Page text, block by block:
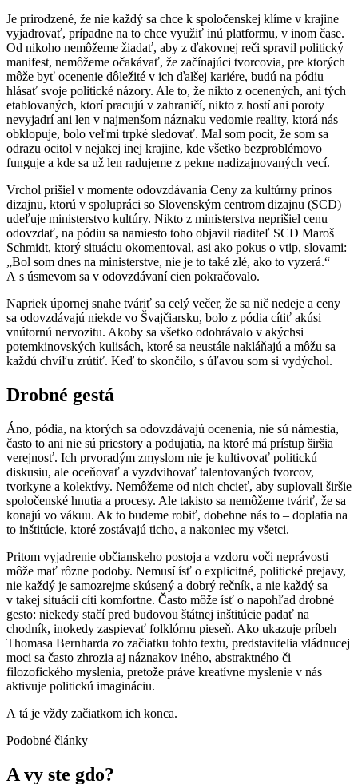
Je prirodzené, že nie každý sa chce k spoločenskej klíme v krajine
vyjadrovať, prípadne na to chce využiť inú platformu, v inom čase.
Od nikoho nemôžeme žiadať, aby z ďakovnej reči spravil politický
manifest, nemôžeme očakávať, že začínajúci tvorcovia, pre ktorých
môže byť ocenenie dôležité v ich ďalšej kariére, budú na pódiu
hlásať svoje politické názory. Ale to, že nikto z ocenených, ani tých
etablovaných, ktorí pracujú v zahraničí, nikto z hostí ani poroty
nevyjadrí ani len v najmenšom náznaku vedomie reality, ktorá nás
obklopuje, bolo veľmi trpké sledovať. Mal som pocit, že som sa
odrazu ocitol v nejakej inej krajine, kde všetko bezproblémovo
funguje a kde sa už len radujeme z pekne nadizajnovaných vecí.
Vrchol prišiel v momente odovzdávania Ceny za kultúrny prínos
dizajnu, ktorú v spolupráci so Slovenským centrom dizajnu (SCD)
udeľuje ministerstvo kultúry. Nikto z ministerstva neprišiel cenu
odovzdať, na pódiu sa namiesto toho objavil riaditeľ SCD Maroš
Schmidt, ktorý situáciu okomentoval, asi ako pokus o vtip, slovami:
„Bol som dnes na ministerstve, nie je to také zlé, ako to vyzerá.“
A s úsmevom sa v odovzdávaní cien pokračovalo.
Napriek úpornej snahe tváriť sa celý večer, že sa nič nedeje a ceny
sa odovzdávajú niekde vo Švajčiarsku, bolo z pódia cítiť akúsi
vnútornú nervozitu. Akoby sa všetko odohrávalo v akýchsi
potemkinovských kulisách, ktoré sa neustále nakláňajú a môžu sa
každú chvíľu zrútiť. Keď to skončilo, s úľavou som si vydýchol.
Drobné gestá
Áno, pódia, na ktorých sa odovzdávajú ocenenia, nie sú námestia,
často to ani nie sú priestory a podujatia, na ktoré má prístup širšia
verejnosť. Ich prvoradým zmyslom nie je kultivovať politickú
diskusiu, ale oceňovať a vyzdvihovať talentovaných tvorcov,
tvorkyne a kolektívy. Nemôžeme od nich chcieť, aby suplovali širšie
spoločenské hnutia a procesy. Ale takisto sa nemôžeme tváriť, že sa
konajú vo vákuu. Ak to budeme robiť, dobehne nás to – doplatia na
to inštitúcie, ktoré zostávajú ticho, a nakoniec my všetci.
Pritom vyjadrenie občianskeho postoja a vzdoru voči neprávosti
môže mať rôzne podoby. Nemusí ísť o explicitné, politické prejavy,
nie každý je samozrejme skúsený a dobrý rečník, a nie každý sa
v takej situácii cíti komfortne. Často môže ísť o napohľad drobné
gesto: niekedy stačí pred budovou štátnej inštitúcie padať na
chodník, inokedy zaspievať folklórnu pieseň. Ako ukazuje príbeh
Thomasa Bernharda zo začiatku tohto textu, predstavitelia vládnucej
moci sa často zhrozia aj náznakov iného, abstraktného či
filozofického myslenia, pretože práve kreatívne myslenie v nás
aktivuje politickú imagináciu.
A tá je vždy začiatkom ich konca.
Podobné články
A vy ste gdo?